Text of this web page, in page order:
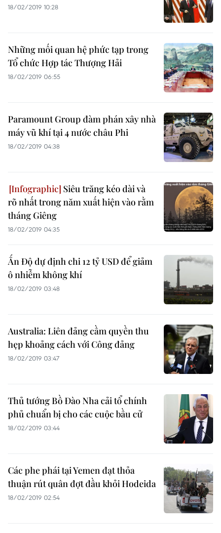
18/02/2019 10:28
Những mối quan hệ phức tạp trong
Tổ chức Hợp tác Thượng Hải
18/02/2019 06:55
Paramount Group đàm phán xây nhà
máy vũ khí tại 4 nước châu Phi
18/02/2019 04:38
Siêu trăng kéo dài và
rõ nhất trong năm xuất hiện vào rằm
tháng Giêng
18/02/2019 04:35
Ấn Độ dự định chi 12 tỷ USD để giảm
ô nhiễm không khí
18/02/2019 03:48
Australia: Liên đảng cầm quyền thu
hẹp khoảng cách với Công đảng
18/02/2019 03:47
Thủ tướng Bồ Đào Nha cải tổ chính
phủ chuẩn bị cho các cuộc bầu cử
18/02/2019 03:44
Các phe phái tại Yemen đạt thỏa
thuận rút quân đợt đầu khỏi Hodeida
18/02/2019 02:54